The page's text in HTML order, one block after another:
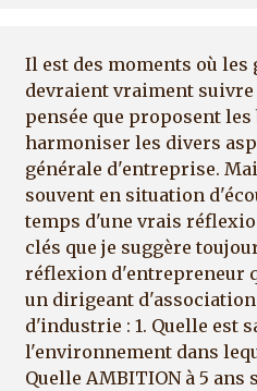
Il est des moments où
devraient vraiment
pensée que proposent
harmoniser les divers
générale d'entreprise.
souvent en situation
temps d'une vrais
clés que je suggère
réflexion d'entrepreneur
un dirigeant
d'industrie : 1. Quelle est
l'environnement dans
Quelle AMBITION à 5